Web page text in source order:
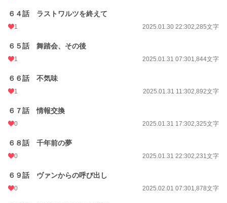
６４話 ラストワルツを終えて
1 2025.01.30 22:302,285文字
６５話 舞踏会、その後
1 2025.01.31 07:301,844文字
６６話 不気味
1 2025.01.31 11:302,892文字
６７話 情報交換
0 2025.01.31 17:302,325文字
６８話 千年前の夢
0 2025.01.31 22:302,231文字
６９話 ヴァンからの呼び出し
0 2025.02.01 07:301,878文字